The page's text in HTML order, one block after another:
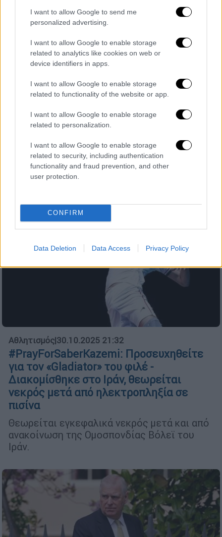
I want to allow Google to send me
personalized advertising.
I want to allow Google to enable storage
related to analytics like cookies on web or
device identifiers in apps.
I want to allow Google to enable storage
related to functionality of the website or app.
I want to allow Google to enable storage
related to personalization.
I want to allow Google to enable storage
related to security, including authentication
functionality and fraud prevention, and other
user protection.
CONFIRM
Data Deletion Data Access Privacy Policy
Ελλάδα|30.10.2025 21:48
Το νερό στην Αττική μπορεί να
τελειώσει σε 1,5 χρόνο αν δεν βρέξει - Τι
Μιλάει στο ethnos.gr ο καθηγητής
Πανεπιστημίου Θεσσαλονίκης,
Κωνσταντίνος Βουδούρης
Αθλητισμός|30.10.2025 21:32
#PrayForSaberKazemi: Προσευχηθείτε
για τον «Gladiator» του φιλέ -
Διακομίσθηκε στο Ιράν, θεωρείται
νεκρός μετά από ηλεκτροπληξία σε
πισίνα
Θεωρείται εγκεφαλικά νεκρός μετά και από
ανακοίνωση της Ομοσπονδίας Βόλεϊ του
Ιράν.